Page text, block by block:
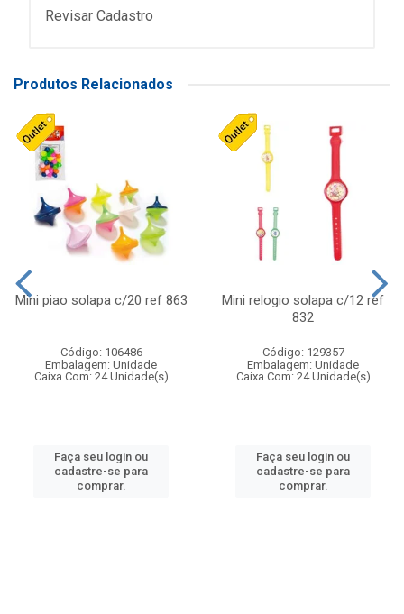
Revisar Cadastro
Produtos Relacionados
Mini piao solapa c/20 ref 863
Código: 106486
Embalagem: Unidade
Caixa Com: 24 Unidade(s)
Faça seu login ou
cadastre-se para
comprar.
Mini relogio solapa c/12 ref
832
Código: 129357
Embalagem: Unidade
Caixa Com: 24 Unidade(s)
Faça seu login ou
cadastre-se para
comprar.